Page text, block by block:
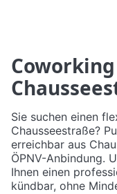
Sie suchen einen
Chausseestraße?
erreichbar aus
ÖPNV-Anbindung.
Ihnen einen
kündbar, ohne